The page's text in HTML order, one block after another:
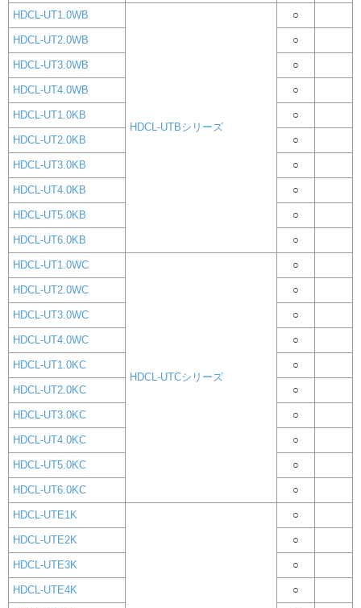
HDCL-UT1.0WB
HDCL-UTBシリーズ
○
HDCL-UT2.0WB ○
HDCL-UT3.0WB ○
HDCL-UT4.0WB ○
HDCL-UT1.0KB ○
HDCL-UT2.0KB ○
HDCL-UT3.0KB ○
HDCL-UT4.0KB ○
HDCL-UT5.0KB ○
HDCL-UT6.0KB ○
HDCL-UT1.0WC
HDCL-UTCシリーズ
○
HDCL-UT2.0WC ○
HDCL-UT3.0WC ○
HDCL-UT4.0WC ○
HDCL-UT1.0KC ○
HDCL-UT2.0KC ○
HDCL-UT3.0KC ○
HDCL-UT4.0KC ○
HDCL-UT5.0KC ○
HDCL-UT6.0KC ○
HDCL-UTE1K ○
HDCL-UTE2K ○
HDCL-UTE3K ○
HDCL-UTE4K ○